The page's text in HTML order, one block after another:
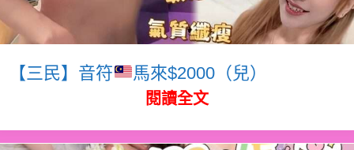
【三民】音符 馬來$2000（兒）
閱讀全文